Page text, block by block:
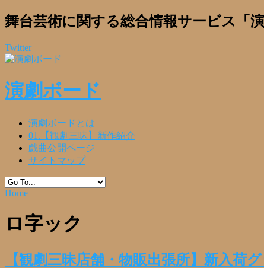
舞台芸術に関する総合情報サービス「演
Twitter
演劇ボード
演劇ボードとは
01.【観劇三昧】新作紹介
戯曲公開ページ
サイトマップ
Home
ロ字ック
【観劇三昧店舗・物販出張所】新入荷